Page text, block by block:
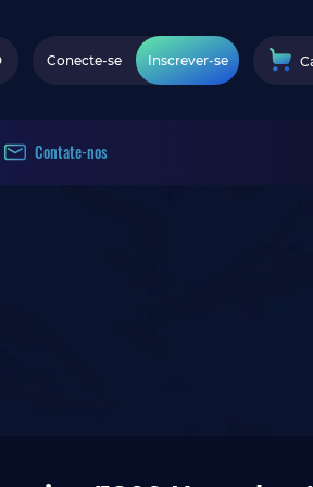
Conecte-se Inscrever-se
Contate-nos